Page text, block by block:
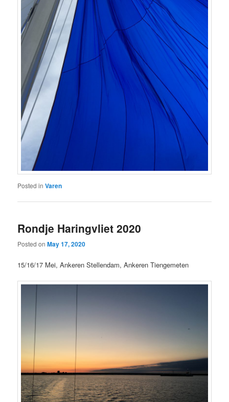
Posted in Varen
Rondje Haringvliet 2020
Posted onMay 17, 2020
15/16/17 Mei, Ankeren Stellendam, Ankeren Tiengemeten